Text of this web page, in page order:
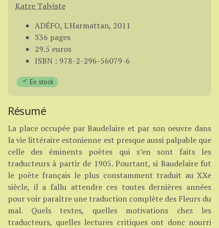
Katre Talviste
ADÉFO, L'Harmattan, 2011
336 pages
29.5 euros
ISBN : 978-2-296-56079-6
En stock
Résumé
La place occupée par Baudelaire et par son oeuvre dans
la vie littéraire estonienne est presque aussi palpable que
celle des éminents poètes qui s’en sont faits les
traducteurs à partir de 1905. Pourtant, si Baudelaire fut
le poète français le plus constamment traduit au XXe
siècle, il a fallu attendre ces toutes dernières années
pour voir paraître une traduction complète des Fleurs du
mal. Quels textes, quelles motivations chez les
traducteurs, quelles lectures critiques ont donc nourri